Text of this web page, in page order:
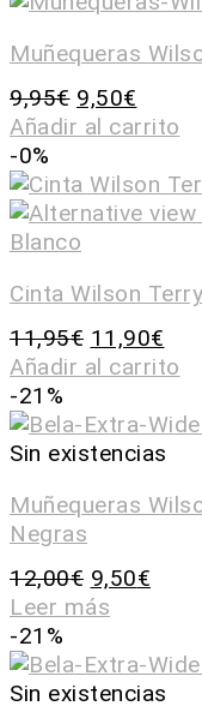
Muñequeras
9,95€ 9,50€
Añadir al carrito
-0%
Cinta Wilson
11,95€ 11,90€
Añadir al carrito
-21%
Sin existencias
Muñequeras
Negras
12,00€ 9,50€
Leer más
-21%
Sin existencias